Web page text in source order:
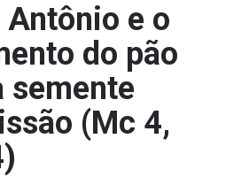
Antônio e o
do pão
semente
(Mc 4,